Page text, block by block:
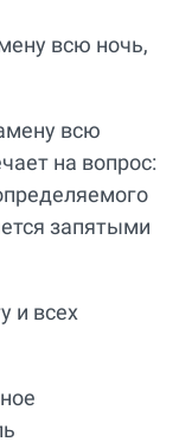
всю ночь,
всю
на вопрос:
запятыми
и всех